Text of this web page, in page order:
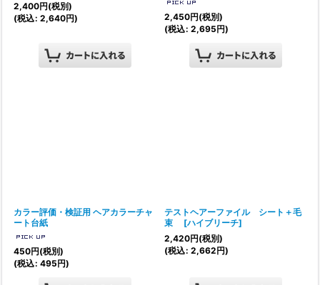
2,400円(税別)
(税込: 2,640円) 2,450円(税別)
(税込: 2,695円)
カラー評価・検証用 ヘアカラーチャ
ート台紙
450円(税別)
(税込: 495円)
テストヘアーファイル シート＋毛
束
[ハイブリーチ]
2,420円(税別)
(税込: 2,662円)